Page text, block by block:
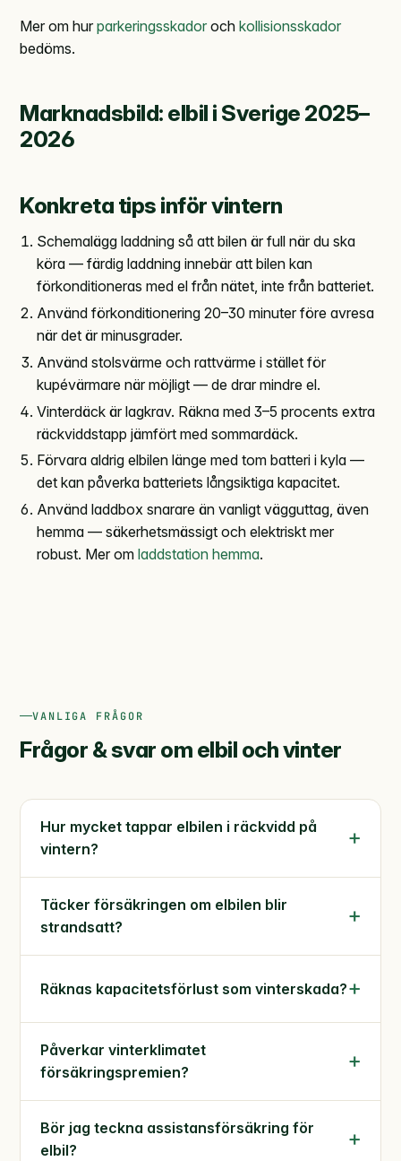
Mer om hur parkeringsskador och kollisionsskador
bedöms.
Marknadsbild: elbil i Sverige 2025–
2026
Konkreta tips inför vintern
Schemalägg laddning så att bilen är full när du ska
köra — färdig laddning innebär att bilen kan
förkonditioneras med el från nätet, inte från batteriet.
Använd förkonditionering 20–30 minuter före avresa
när det är minusgrader.
Använd stolsvärme och rattvärme i stället för
kupévärmare när möjligt — de drar mindre el.
Vinterdäck är lagkrav. Räkna med 3–5 procents extra
räckviddstapp jämfört med sommardäck.
Förvara aldrig elbilen länge med tom batteri i kyla —
det kan påverka batteriets långsiktiga kapacitet.
Använd laddbox snarare än vanligt vägguttag, även
hemma — säkerhetsmässigt och elektriskt mer
robust. Mer omladdstation hemma.
VANLIGA FRÅGOR
Frågor & svar om elbil och vinter
Hur mycket tappar elbilen i räckvidd på
vintern?
Täcker försäkringen om elbilen blir
strandsatt?
Räknas kapacitetsförlust som vinterskada?
Påverkar vinterklimatet
försäkringspremien?
Bör jag teckna assistansförsäkring för
elbil?